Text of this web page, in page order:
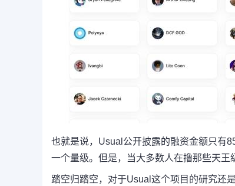
也就是说，Usual公开披露的融资金额只有
一个量级。但是，当大多数人在撸那些天王
踏空归踏空，对于Usual这个项目的研究还